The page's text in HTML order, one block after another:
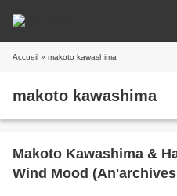
Accueil » makoto kawashima
makoto kawashima
Makoto Kawashima &
Wind Mood